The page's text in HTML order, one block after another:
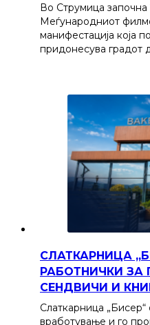
Во Струмица започна
Меѓународниот
манифестација која
придонесува градот
СЛАТКАРНИЦА
РАБОТНИЧКИ ЗА
СЕНДВИЧИ И
Слаткарница „Бисер“
вработување и го